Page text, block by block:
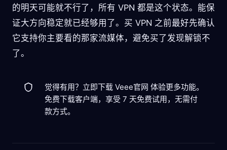
的明天可能就不行了，所有 VPN 都是这个状态。能保
证大方向稳定就已经够用了。买 VPN 之前最好先确认
它支持你主要看的那家流媒体，避免买了发现解锁不
了。
觉得有用？立即下载 Veee官网 体验更多功能。
免费下载客户端，享受 7 天免费试用，无需付
款方式。